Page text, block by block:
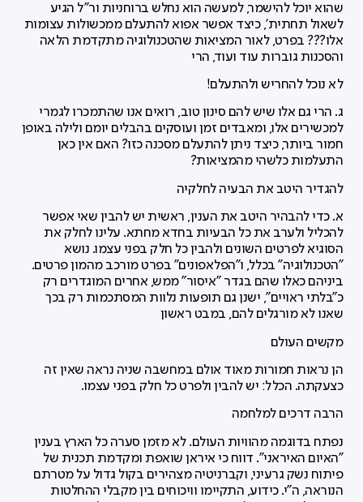
שהוא יוכל להישמר, למעשה הוא נחלש ברוחניות ור"ל הגיע
לשאול תחתית', כיצד אפשר אפוא להתעלם ממכשולות עצומות
אלו??? בפרט, לאור המציאות שהטכנולוגיה מתקדמת הלאה
והסכנות גוברות עוד ועוד, הרי
לא נוכל להחריש ולהתעלם!
ג. הרי גם אלו שיש להם סינון טוב, רואים אנו שהתמכרו לגמרי
למכשירים אלו, ומאבדים זמן ועוסקים בהבלים יומם ולילה באופן
חמור ביותר, כיצד ניתן להתעלם מסכנה כזו? האם אין כאן
התעלמות כלשהי מהמציאות?
להגדיר היטב את הבעיה לחלקיה
א. כדי להבהיר היטב את הענין, ראשית יש להבין שאי אפשר
להכליל ולערב את כל הבעיות בחדא מחתא. עלינו לחלק את
הסוגיא לפרטים השונים ולהבין כל חלק בפני עצמו. נושא
"הטכנולוגיה" בכלל, ו"הפלאפונים" בפרט מורכב מהמון פרטים.
ביניהם כאלו שהם בגדר "איסור" ממש, אחרים המוגדרים רק
כ"בלתי ראויים", ישנן גם תופעות נלוות המסתכמות רק בכך
שאנו לא מורגלים להם, במבט ראשון
מקשים העולם
הן נראות חמורות מאוד אולם במחשבה שניה נראה שאין זה
כצעקתה. הכלל: יש להבין ולפרט כל חלק בפני עצמו.
הרבה דרכים למלחמה
נפתח בדוגמה מהוויות העולם. לא מזמן סערה כל הארץ בענין
"האיום האיראני". דווח כי איראן שואפת ומקדמת תכנית של
פיתוח נשק גרעיני, וקברניטיה מצהירים בקול גדול על מטרתם
הנוראה, ה"י. כידוע, התקיימו וויכוחים בין מקבלי ההחלטות